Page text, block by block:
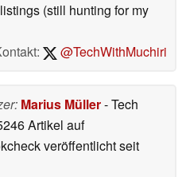
(still hunting for my
@TechWithMuchiri
Marius Müller- Tech
Artikel auf
veröffentlichtseit